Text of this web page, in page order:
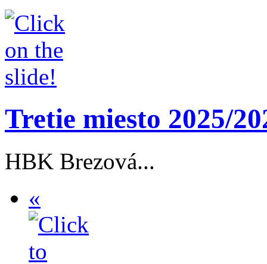
Tretie miesto 2025/
HBK Brezová...
«